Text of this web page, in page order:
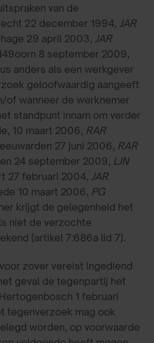
van de
22 december 1994, JAR
29 april 2003, JAR
8 september 2009,
anders als een werkgever
geloofwaardig aangeeft
of wanneer de werknemer
standpunt innam om verder
10 maart 2006, RAR
27 juni 2006, RAR
24 september 2009, LJN
27 februari 2004, JAR
10 maart 2006, PG
krijgt de gelegenheid het
niet de verzochte
(artikel 7:686a lid 7).
zover vereist ingediend
geval de tegenpartij het
1 februari
tegenverzoek mag ook
worden, op voorwaarde